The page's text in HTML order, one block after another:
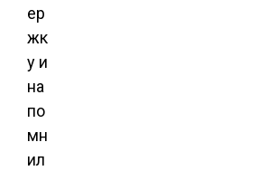
ер
жк
у и
на
по
мн
ил